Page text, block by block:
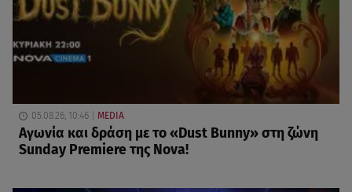
05.08.26, 10:46 MEDIA
Αγωνία και δράση με το «Dust Bunny» στη ζώνη
Sunday Premiere της Nova!